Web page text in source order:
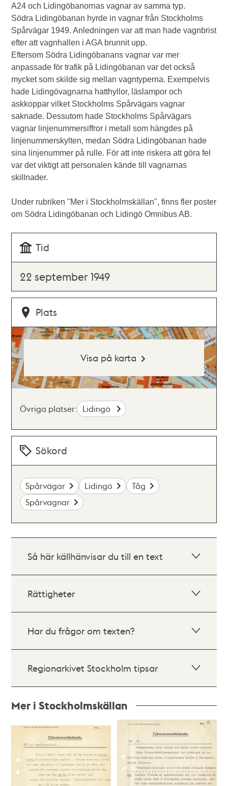
A24 och Lidingöbanornas vagnar av samma typ.
Södra Lidingöbanan hyrde in vagnar från Stockholms
Spårvägar 1949. Anledningen var att man hade vagnbrist
efter att vagnhallen i AGA brunnit upp.
Eftersom Södra Lidingöbanans vagnar var mer
anpassade för trafik på Lidingöbanan var det också
mycket som skilde sig mellan vagntyperna. Exempelvis
hade Lidingövagnarna hatthyllor, läslampor och
askkoppar vilket Stockholms Spårvägars vagnar
saknade. Dessutom hade Stockholms Spårvägars
vagnar linjenummersiffror i metall som hängdes på
linjenummerskylten, medan Södra Lidingöbanan hade
sina linjenummer på rulle. För att inte riskera att göra fel
var det viktigt att personalen kände till vagnarnas
skillnader.
Under rubriken "Mer i Stockholmskällan", finns fler poster
om Södra Lidingöbanan och Lidingö Omnibus AB.
Tid
22 september 1949
Plats
Visa på karta
Övriga platser: Lidingö
Sökord
Spårvägar Lidingö
Tåg
Spårvagnar
Så här källhänvisar du till en text
Rättigheter
Har du frågor om texten?
Regionarkivet Stockholm tipsar
Mer i Stockholmskällan
Relaterade
och
teman